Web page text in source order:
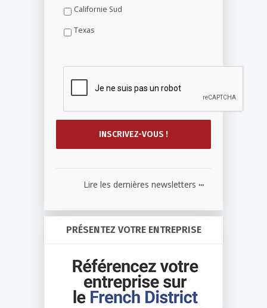
Californie Sud
Texas
Lire les dernières newsletters ...
PRÉSENTEZ VOTRE ENTREPRISE